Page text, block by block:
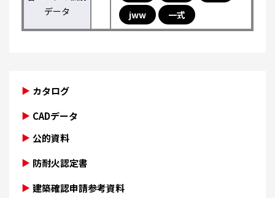
データ
jww
一式
カタログ
CADデータ
公的資料
防耐火認定書
建築確認申請参考資料